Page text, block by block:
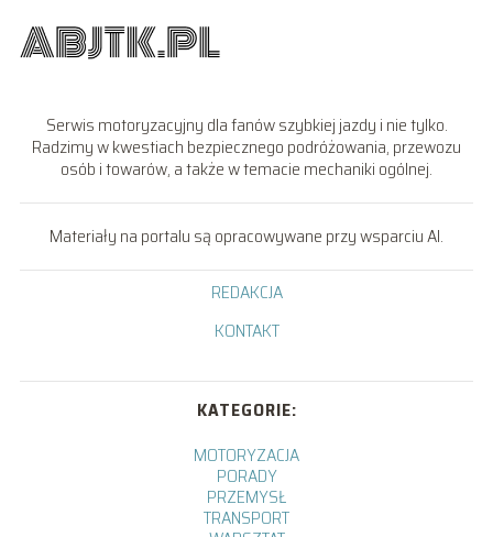
Serwis motoryzacyjny dla fanów szybkiej jazdy i nie tylko.
Radzimy w kwestiach bezpiecznego podróżowania, przewozu
osób i towarów, a także w temacie mechaniki ogólnej.
Materiały na portalu są opracowywane przy wsparciu AI.
REDAKCJA
KONTAKT
KATEGORIE:
MOTORYZACJA
PORADY
PRZEMYSŁ
TRANSPORT